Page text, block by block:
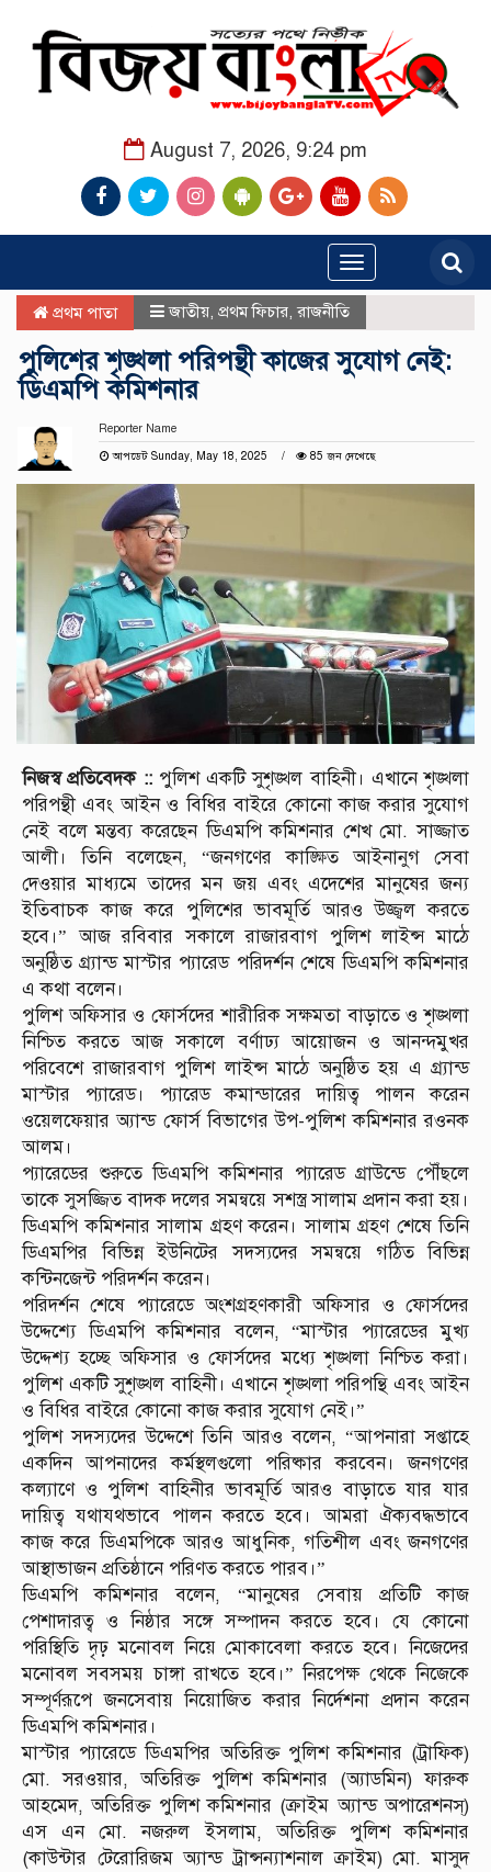
August 7, 2026, 9:24 pm
Toggle
navigation
প্রথম পাতা জাতীয় প্রথম ফিচার রাজনীতি
পুলিশের শৃঙ্খলা পরিপন্থী কাজের সুযোগ নেই:
ডিএমপি কমিশনার
Reporter Name
আপডেট Sunday, May 18, 2025
85 জন দেখেছে
নিজস্ব প্রতিবেদক ::পুলিশ একটি সুশৃঙ্খল বাহিনী। এখানে শৃঙ্খলা
পরিপন্থী এবং আইন ও বিধির বাইরে কোনো কাজ করার সুযোগ
নেই বলে মন্তব্য করেছেন ডিএমপি কমিশনার শেখ মো. সাজ্জাত
আলী। তিনি বলেছেন, “জনগণের কাঙ্ক্ষিত আইনানুগ সেবা
দেওয়ার মাধ্যমে তাদের মন জয় এবং এদেশের মানুষের জন্য
ইতিবাচক কাজ করে পুলিশের ভাবমূর্তি আরও উজ্জ্বল করতে
হবে।” আজ রবিবার সকালে রাজারবাগ পুলিশ লাইন্স মাঠে
অনুষ্ঠিত গ্র্যান্ড মাস্টার প্যারেড পরিদর্শন শেষে ডিএমপি কমিশনার
এ কথা বলেন।
পুলিশ অফিসার ও ফোর্সদের শারীরিক সক্ষমতা বাড়াতে ও শৃঙ্খলা
নিশ্চিত করতে আজ সকালে বর্ণাঢ্য আয়োজন ও আনন্দমুখর
পরিবেশে রাজারবাগ পুলিশ লাইন্স মাঠে অনুষ্ঠিত হয় এ গ্র্যান্ড
মাস্টার প্যারেড। প্যারেড কমান্ডারের দায়িত্ব পালন করেন
ওয়েলফেয়ার অ্যান্ড ফোর্স বিভাগের উপ-পুলিশ কমিশনার রওনক
আলম।
প্যারেডের শুরুতে ডিএমপি কমিশনার প্যারেড গ্রাউন্ডে পৌঁছলে
তাকে সুসজ্জিত বাদক দলের সমন্বয়ে সশস্ত্র সালাম প্রদান করা হয়।
ডিএমপি কমিশনার সালাম গ্রহণ করেন। সালাম গ্রহণ শেষে তিনি
ডিএমপির বিভিন্ন ইউনিটের সদস্যদের সমন্বয়ে গঠিত বিভিন্ন
কন্টিনজেন্ট পরিদর্শন করেন।
পরিদর্শন শেষে প্যারেডে অংশগ্রহণকারী অফিসার ও ফোর্সদের
উদ্দেশ্যে ডিএমপি কমিশনার বলেন, “মাস্টার প্যারেডের মুখ্য
উদ্দেশ্য হচ্ছে অফিসার ও ফোর্সদের মধ্যে শৃঙ্খলা নিশ্চিত করা।
পুলিশ একটি সুশৃঙ্খল বাহিনী। এখানে শৃঙ্খলা পরিপন্থি এবং আইন
ও বিধির বাইরে কোনো কাজ করার সুযোগ নেই।”
পুলিশ সদস্যদের উদ্দেশে তিনি আরও বলেন, “আপনারা সপ্তাহে
একদিন আপনাদের কর্মস্থলগুলো পরিষ্কার করবেন। জনগণের
কল্যাণে ও পুলিশ বাহিনীর ভাবমূর্তি আরও বাড়াতে যার যার
দায়িত্ব যথাযথভাবে পালন করতে হবে। আমরা ঐক্যবদ্ধভাবে
কাজ করে ডিএমপিকে আরও আধুনিক, গতিশীল এবং জনগণের
আস্থাভাজন প্রতিষ্ঠানে পরিণত করতে পারব।”
ডিএমপি কমিশনার বলেন, “মানুষের সেবায় প্রতিটি কাজ
পেশাদারত্ব ও নিষ্ঠার সঙ্গে সম্পাদন করতে হবে। যে কোনো
পরিস্থিতি দৃঢ় মনোবল নিয়ে মোকাবেলা করতে হবে। নিজেদের
মনোবল সবসময় চাঙ্গা রাখতে হবে।” নিরপেক্ষ থেকে নিজেকে
সম্পূর্ণরূপে জনসেবায় নিয়োজিত করার নির্দেশনা প্রদান করেন
ডিএমপি কমিশনার।
মাস্টার প্যারেডে ডিএমপির অতিরিক্ত পুলিশ কমিশনার (ট্রাফিক)
মো. সরওয়ার, অতিরিক্ত পুলিশ কমিশনার (অ্যাডমিন) ফারুক
আহমেদ, অতিরিক্ত পুলিশ কমিশনার (ক্রাইম অ্যান্ড অপারেশনস্)
এস এন মো. নজরুল ইসলাম, অতিরিক্ত পুলিশ কমিশনার
(কাউন্টার টেরোরিজম অ্যান্ড ট্রান্সন্যাশনাল ক্রাইম) মো. মাসুদ